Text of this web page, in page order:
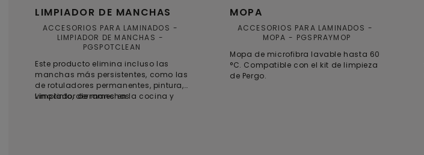
LIMPIADOR DE MANCHAS
ACCESORIOS PARA LAMINADOS
LIMPIADOR DE MANCHAS
PGSPOTCLEAN
Este producto elimina incluso las
manchas más persistentes, como las
de rotuladores permanentes, pintura,
vino tinto, derrames en la cocina y
Limpiador de manchas
MOPA
ACCESORIOS PARA LAMINADOS
MOPA
PGSPRAYMOP
Mopa de microfibra lavable hasta 60
°C. Compatible con el kit de limpieza
de Pergo.